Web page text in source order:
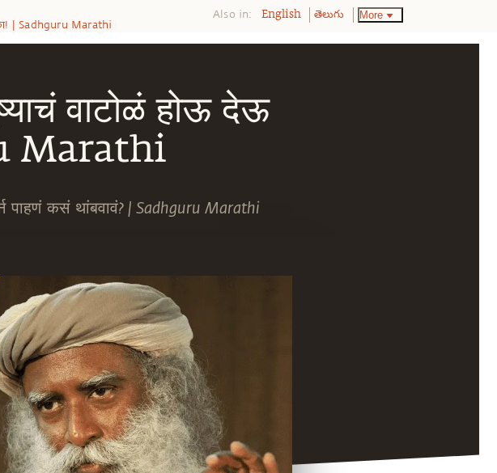
नका! | Sadhguru Marathi
Also in: English తెలుగు More
वाटोळं होऊ देऊ
Marathi
पाहणं कसं थांबवावं? | Sadhguru Marathi